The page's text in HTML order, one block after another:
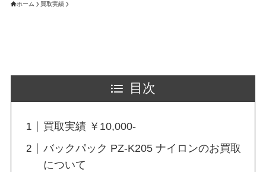
ホーム 買取実績
目次
買取実績 ￥10,000-
バックパック PZ-K205 ナイロンのお買取
について